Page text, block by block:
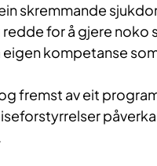
skremmande
for å gjere
eigen kompetanse
fremst av eit